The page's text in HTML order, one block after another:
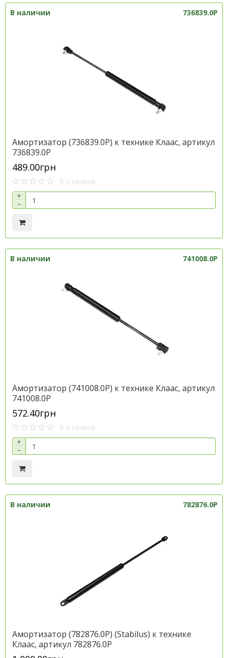
В наличии 736839.0P
Амортизатор (736839.0P) к технике Клаас, артикул
736839.0P
489.00грн
0 отзывов
+
−
В наличии 741008.0P
Амортизатор (741008.0P) к технике Клаас, артикул
741008.0P
572.40грн
0 отзывов
+
−
В наличии 782876.0P
Амортизатор (782876.0P) (Stabilus) к технике
Клаас, артикул 782876.0P